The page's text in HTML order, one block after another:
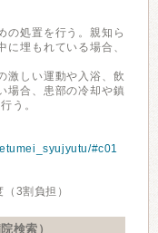
の処置を行う。親知ら
埋もれている場合、
激しい運動や入浴、飲
場合、患部の冷却や鎮
う。
#c01
3割負担）
検索）